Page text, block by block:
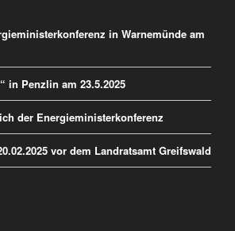
in Warnemünde am
in Penzlin am 23.5.2025
der Energieministerkonferenz
vor dem Landratsamt Greifswald